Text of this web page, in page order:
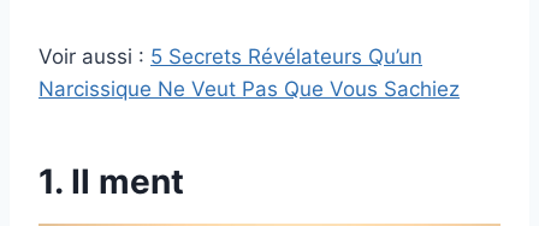
Voir aussi : 5 Secrets Révélateurs Qu’un
Narcissique Ne Veut Pas Que Vous Sachiez
1. Il ment